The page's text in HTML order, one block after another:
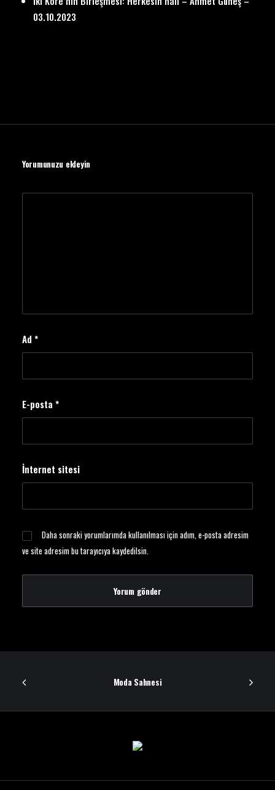
03.10.2023
Yorumunuzu ekleyin
Ad *
E-posta *
İnternet sitesi
Daha sonraki yorumlarımda kullanılması için adım, e-posta adresim
ve site adresim bu tarayıcıya kaydedilsin.
Moda Sahnesi